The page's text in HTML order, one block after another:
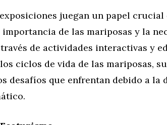
juegan un papel
de las mariposas y la
de actividades interactivas y
ciclos de vida de las mariposas,
desafíos que enfrentan debido a la